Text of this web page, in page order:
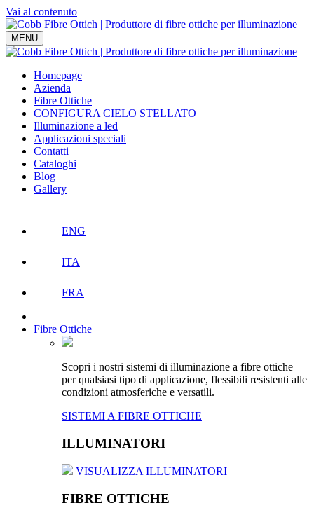
Vai al contenuto
Navigazione
principale
MENU
Homepage
Azienda
Fibre Ottiche
CONFIGURA CIELO STELLATO
Illuminazione a led
Applicazioni speciali
Contatti
Cataloghi
Blog
Gallery
ENG
ITA
FRA
Fibre Ottiche
Scopri i nostri sistemi di illuminazione a fibre ottiche
per qualsiasi tipo di applicazione, flessibili resistenti alle
condizioni atmosferiche e versatili.
SISTEMI A FIBRE OTTICHE
ILLUMINATORI
VISUALIZZA ILLUMINATORI
FIBRE OTTICHE